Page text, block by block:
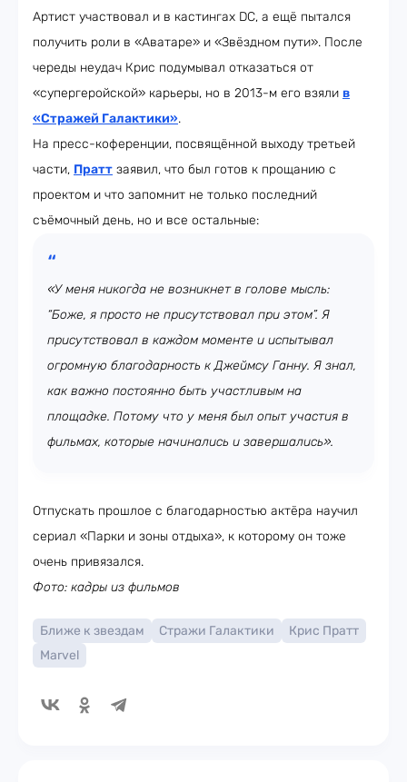
Артист участвовал и в кастингах DC, а ещё пытался
получить роли в «Аватаре» и «Звёздном пути». После
череды неудач Крис подумывал отказаться от
«супергеройской» карьеры, но в 2013-м его взяли в
«Стражей Галактики».
На пресс-коференции, посвящённой выходу третьей
части, Пратт заявил, что был готов к прощанию с
проектом и что запомнит не только последний
съёмочный день, но и все остальные:
«У меня никогда не возникнет в голове мысль:
“Боже, я просто не присутствовал при этом”. Я
присутствовал в каждом моменте и испытывал
огромную благодарность к Джеймсу Ганну. Я знал,
как важно постоянно быть участливым на
площадке. Потому что у меня был опыт участия в
фильмах, которые начинались и завершались».
Отпускать прошлое с благодарностью актёра научил
сериал «Парки и зоны отдыха», к которому он тоже
очень привязался.
Фото: кадры из фильмов
Ближе к звездам Стражи Галактики
Крис Пратт
Marvel